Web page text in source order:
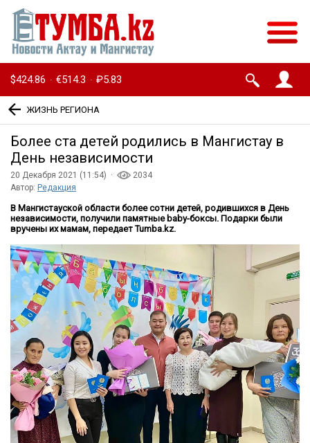
$424.86 · €514.3 · ₽5.83
ЖИЗНЬ РЕГИОНА
Более ста детей родились в Мангистау в
День независимости
20 Декабря 2021 (11:54) ·
2034
Автор: Редакция
В Мангистауской области более сотни детей, родившихся в День
независимости, получили памятные baby-боксы. Подарки были
вручены их мамам, передает Tumba.kz.